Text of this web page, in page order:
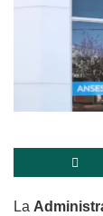
La